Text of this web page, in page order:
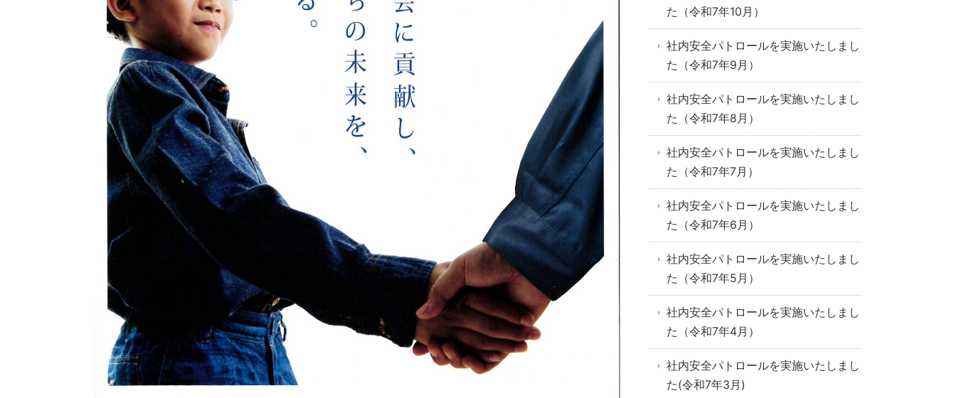
た（令和7年10月）
社内安全パトロールを実施いたしまし
た（令和7年9月）
社内安全パトロールを実施いたしまし
た（令和7年8月）
社内安全パトロールを実施いたしまし
た（令和7年7月）
社内安全パトロールを実施いたしまし
た（令和7年6月）
社内安全パトロールを実施いたしまし
た（令和7年5月）
社内安全パトロールを実施いたしまし
た（令和7年4月）
社内安全パトロールを実施いたしまし
た(令和7年3月)